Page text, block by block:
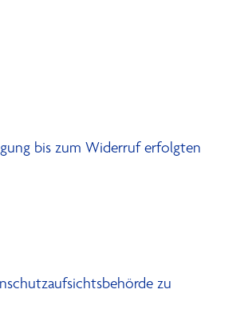
bis zum Widerruf erfolgten
zu